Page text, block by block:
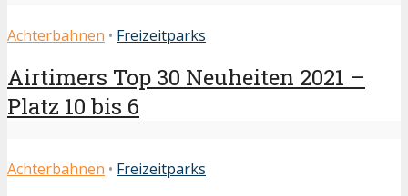
Achterbahnen • Freizeitparks
Airtimers Top 30 Neuheiten 2021 –
Platz 10 bis 6
Achterbahnen • Freizeitparks